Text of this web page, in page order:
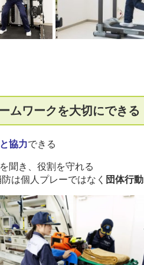
ムワークを大切にできる
協力できる
聞き、役割を守れる
は個人プレーではなく 団体行動